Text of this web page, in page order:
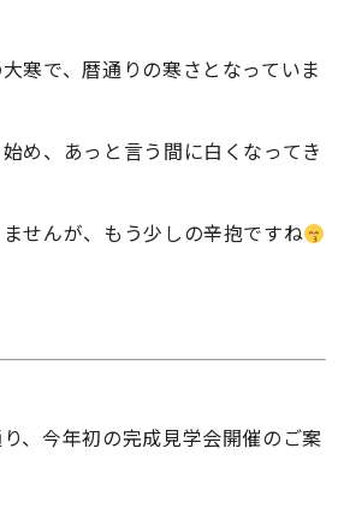
寒で、暦通りの寒さとなっていま
め、あっと言う間に白くなってき
せんが、もう少しの辛抱ですね
、今年初の完成見学会開催のご案